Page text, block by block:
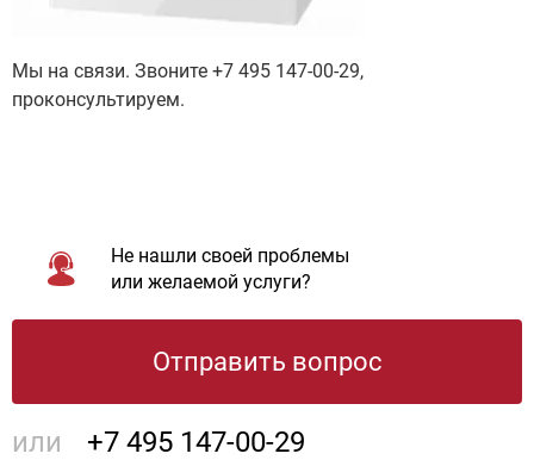
Мы на связи. Звоните +7 495 147-00-29,
проконсультируем.
Не нашли своей проблемы
или желаемой услуги?
Отправить вопрос
или +7 495 147-00-29